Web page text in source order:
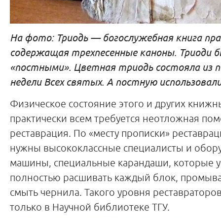
На фото: Триодь — богослужебная книга
содержащая трехпесенные каноны. Триоди
«постными». Цветная триодь состояла из
недели Всех святых. А постную
Физическое состояние этого и других
практически всем требуется неотложная
реставрация. По «месту прописки»
нужны высококлассные специалисты и
машины, специальные карандаши, которые
полностью расшивать каждый блок,
смыть чернила. Такого уровня
только в Научной библиотеке ТГУ.